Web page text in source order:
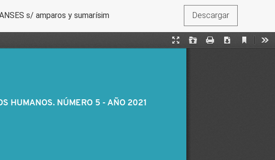
s/ amparos y sumarísimos”, 1° de julio de 2021 Descargar